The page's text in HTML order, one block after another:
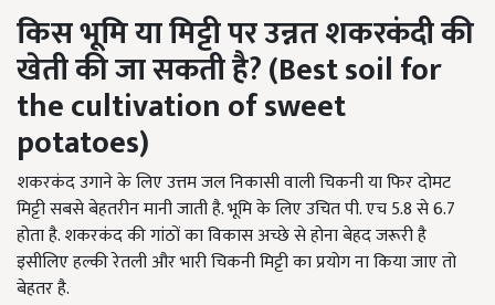
किस भूमि या मिट्टी पर उन्नत शकरकंदी की
खेती की जा सकती है?(Best soil for
the cultivation of sweet
potatoes)
शकरकंद उगाने के लिए उत्तम जल निकासी वाली चिकनी या फिर दोमट
मिट्टी सबसे बेहतरीन मानी जाती है. भूमि के लिए उचित पी. एच 5.8 से 6.7
होता है. शकरकंद की गांठों का विकास अच्छे से होना बेहद जरूरी है
इसीलिए हल्की रेतली और भारी चिकनी मिट्टी का प्रयोग ना किया जाए तो
बेहतर है.